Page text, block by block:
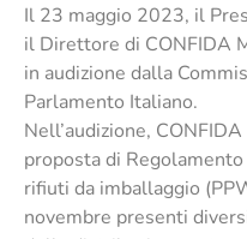
Il 23 maggio 2023, il
il Direttore di CONFIDA
in audizione dalla
Parlamento Italiano.
Nell’audizione,
proposta di
rifiuti da imballaggio
novembre presenti